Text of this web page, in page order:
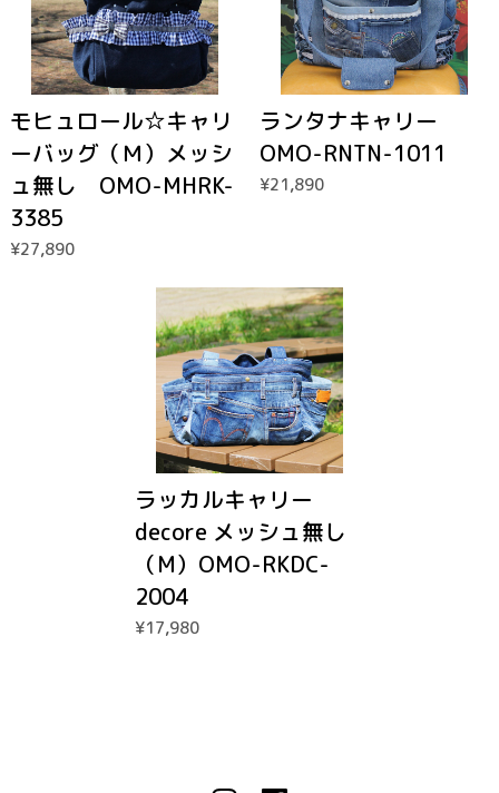
モヒュロール☆キャリ
ーバッグ（Ｍ）メッシ
ュ無し OMO-MHRK-
3385
¥27,890
ランタナキャリー
OMO-RNTN-1011
¥21,890
ラッカルキャリー
decore メッシュ無し
（M）OMO-RKDC-
2004
¥17,980